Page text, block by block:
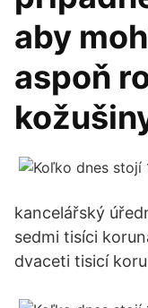
aby
aspoň
kancelářský
sedmi tisíci
dvaceti tisicí